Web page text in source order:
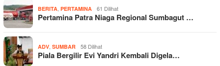
BERITA PERTAMINA 61 Dilihat
Pertamina Patra Niaga Regional Sumbagut …
ADV SUMBAR 58 Dilihat
Piala Bergilir Evi Yandri Kembali Digela…